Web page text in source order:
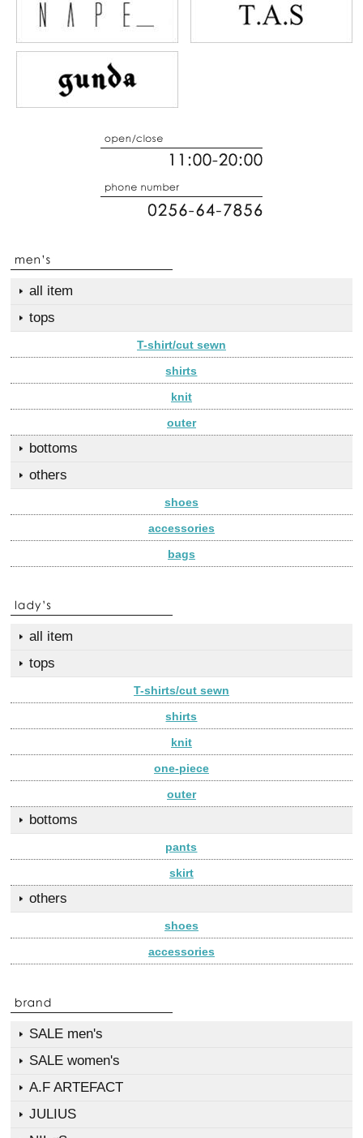
all item
tops
T-shirt/cut sewn
shirts
knit
outer
bottoms
others
shoes
accessories
bags
all item
tops
T-shirts/cut sewn
shirts
knit
one-piece
outer
bottoms
pants
skirt
others
shoes
accessories
SALE men's
SALE women's
A.F ARTEFACT
JULIUS